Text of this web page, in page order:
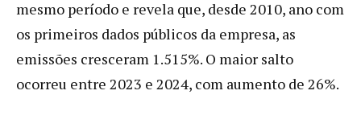
mesmo período e revela que, desde 2010, ano com
os primeiros dados públicos da empresa, as
emissões cresceram 1.515%. O maior salto
ocorreu entre 2023 e 2024, com aumento de 26%.